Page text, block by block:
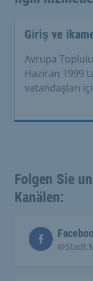
Giriş ve
Avrupa
Haziran 1999
vatandaşları
Folgen Sie
Kanälen: